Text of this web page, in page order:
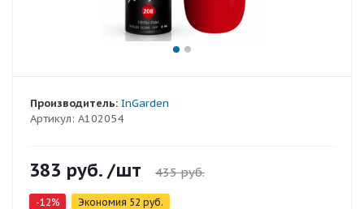
Артикул: A102054
Производитель: InGarden
383 руб. /шт 435руб.
-12% Экономия 52 руб.